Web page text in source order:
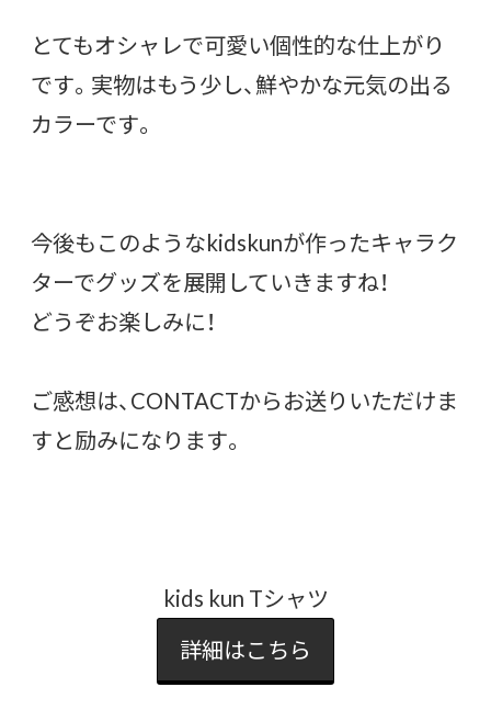
とてもオシャレで可愛い個性的な仕上がり
です。実物はもう少し、鮮やかな元気の出る
カラーです。
今後もこのようなkidskunが作ったキャラク
ターでグッズを展開していきますね！
どうぞお楽しみに！
ご感想は、CONTACTからお送りいただけま
すと励みになります。
kids kun Tシャツ
詳細はこちら